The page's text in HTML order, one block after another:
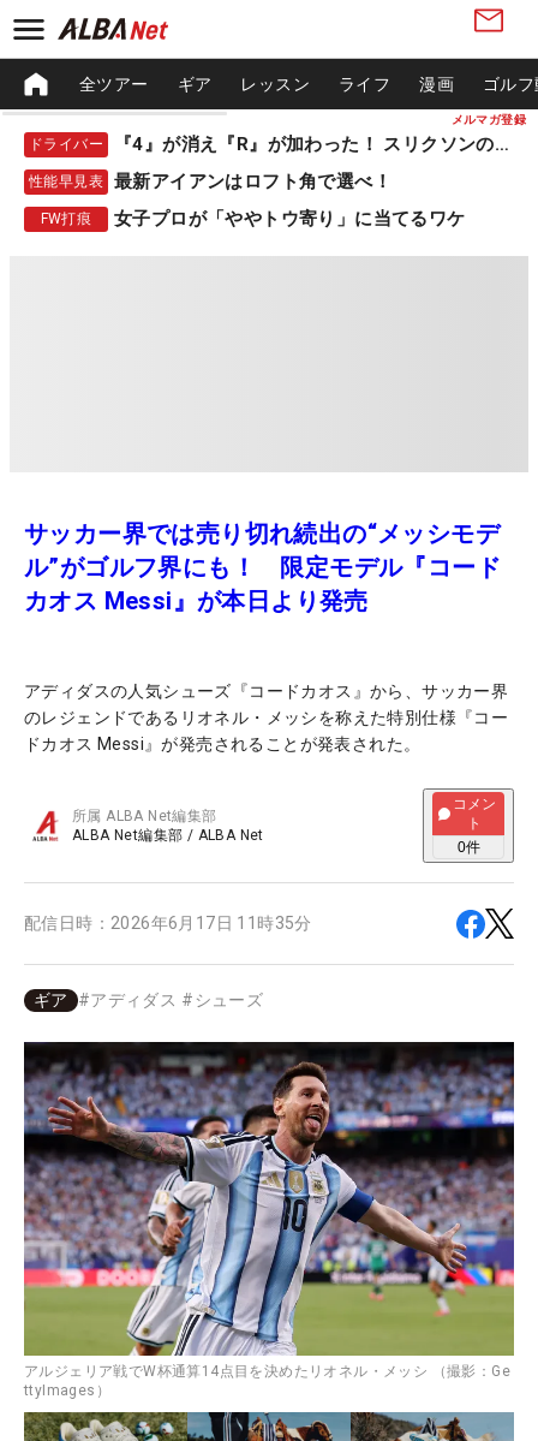
メルマガ登録
全ツアー ギア レッスン ライフ 漫画 ゴル
ドライバー 『4』が消え『R』が加わった！ スリクソンの新作
性能早見表 最新アイアンはロフト角で選べ！
FW打痕 女子プロが「ややトウ寄り」に当てるワケ
サッカー界では売り切れ続出の“メッシモデ
ル”がゴルフ界にも！ 限定モデル『コード
カオス Messi』が本日より発売
アディダスの人気シューズ『コードカオス』から、サッカー界
のレジェンドであるリオネル・メッシを称えた特別仕様『コー
ドカオス Messi』が発売されることが発表された。
所属ALBA Net編集部
ALBA Net編集部 / ALBA Net
コメン
ト
0件
配信日時： 2026年6月17日 11時35分
ギア #アディダス # シューズ
アルジェリア戦でW杯通算14点目を決めたリオネル・メッシ （撮影：Ge
ttyImages）